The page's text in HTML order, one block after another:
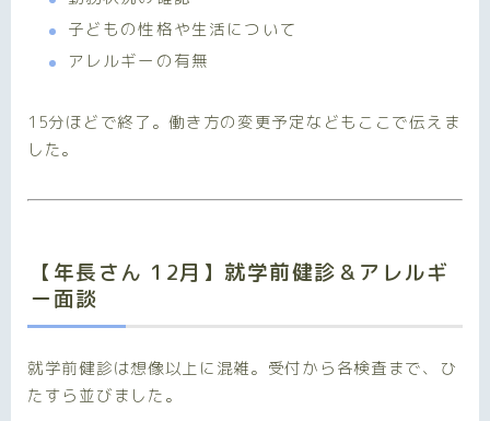
子どもの性格や生活について
アレルギーの有無
15分ほどで終了。働き方の変更予定などもここで伝えま
した。
【年長さん 12月】就学前健診＆アレルギ
ー面談
就学前健診は想像以上に混雑。受付から各検査まで、ひ
たすら並びました。